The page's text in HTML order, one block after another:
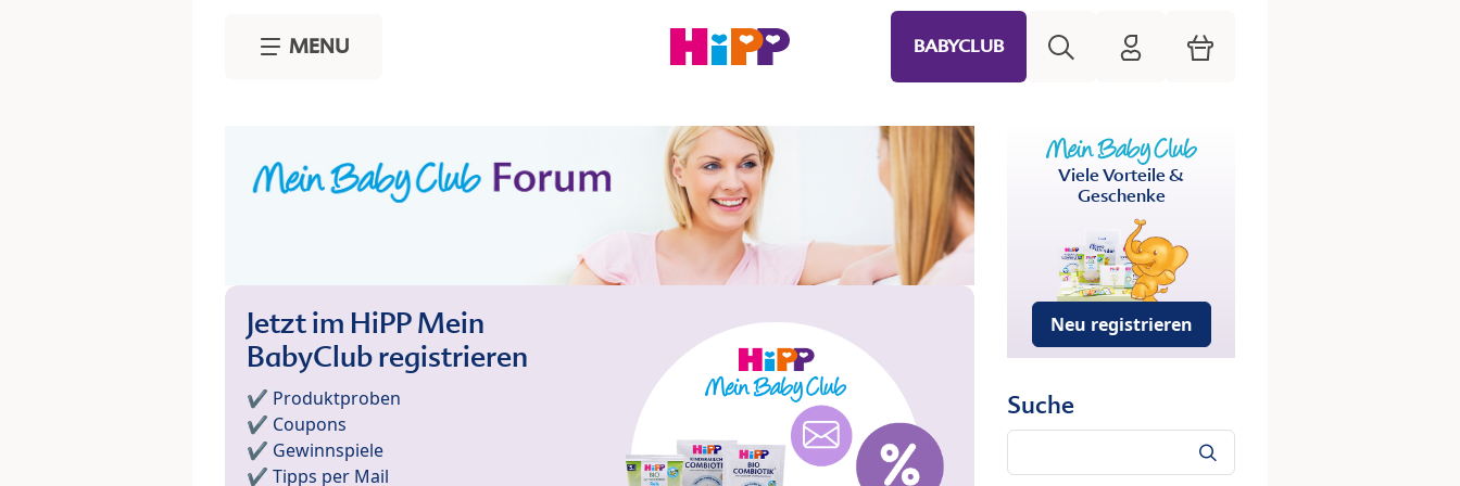
MENU BABYCLUB HiPP Mein Babyclub
Warenkorb
Jetzt im HiPP Mein
BabyClub registrieren
✔️ Produktproben
✔️ Coupons
✔️ Gewinnspiele
✔️ Tipps per Mail
Viele Vorteile &
Geschenke
Neu registrieren
Suche